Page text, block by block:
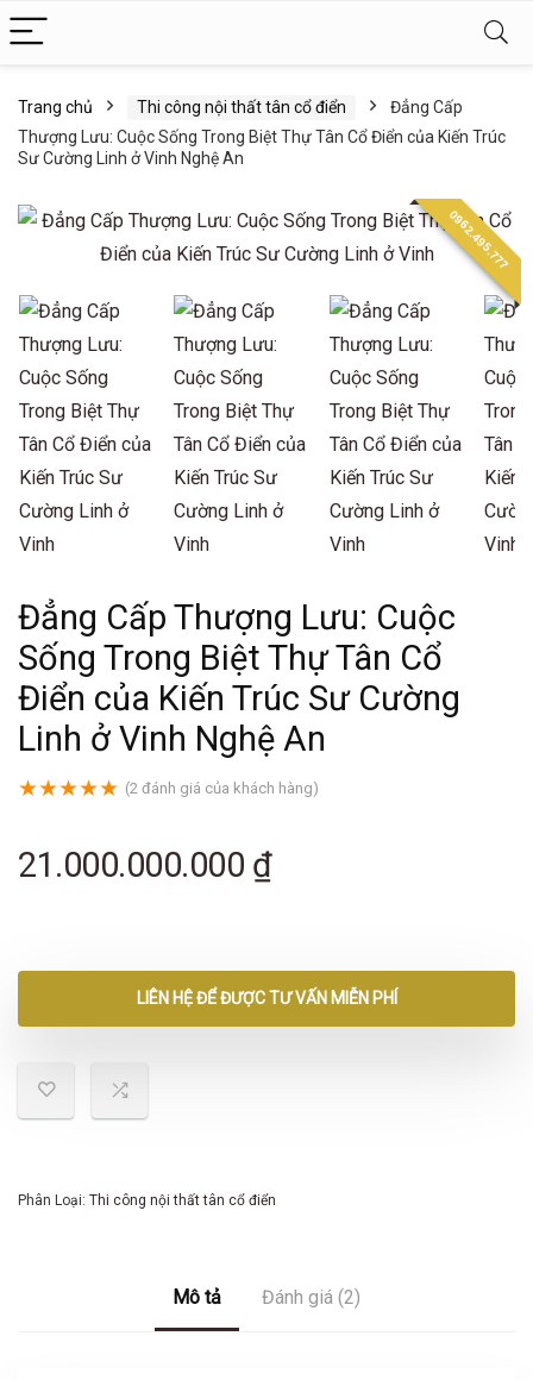
Trang chủ Thi công nội thất tân cổ điển
Đẳng Cấp
Thượng Lưu: Cuộc Sống Trong Biệt Thự Tân Cổ Điển của Kiến Trúc
Sư Cường Linh ở Vinh Nghệ An
0962.495.777
Đẳng Cấp Thượng Lưu: Cuộc
Sống Trong Biệt Thự Tân Cổ
Điển của Kiến Trúc Sư Cường
Linh ở Vinh Nghệ An
★★★★★ (2 đánh giá của khách hàng)
21.000.000.000 ₫
LIÊN HỆ ĐỂ ĐƯỢC TƯ VẤN MIỄN PHÍ
Phân Loại: Thi công nội thất tân cổ điển
Mô tả Đánh giá (2)